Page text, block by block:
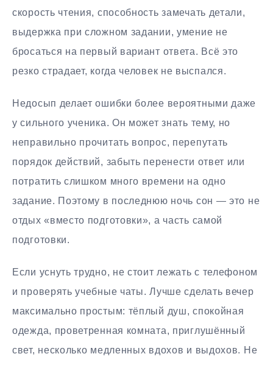
скорость чтения, способность замечать детали,
выдержка при сложном задании, умение не
бросаться на первый вариант ответа. Всё это
резко страдает, когда человек не выспался.
Недосып делает ошибки более вероятными даже
у сильного ученика. Он может знать тему, но
неправильно прочитать вопрос, перепутать
порядок действий, забыть перенести ответ или
потратить слишком много времени на одно
задание. Поэтому в последнюю ночь сон — это не
отдых «вместо подготовки», а часть самой
подготовки.
Если уснуть трудно, не стоит лежать с телефоном
и проверять учебные чаты. Лучше сделать вечер
максимально простым: тёплый душ, спокойная
одежда, проветренная комната, приглушённый
свет, несколько медленных вдохов и выдохов. Не